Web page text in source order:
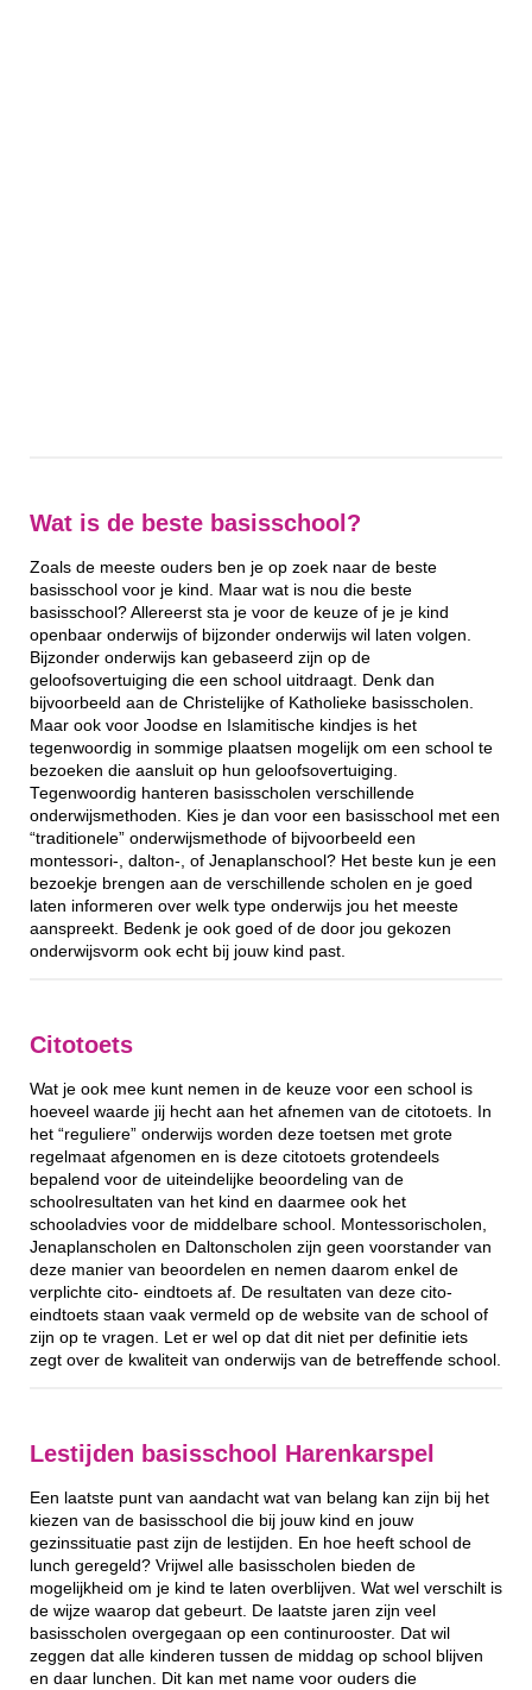
Wat is de beste basisschool?
Zoals de meeste ouders ben je op zoek naar de beste
basisschool voor je kind. Maar wat is nou die beste
basisschool? Allereerst sta je voor de keuze of je je kind
openbaar onderwijs of bijzonder onderwijs wil laten volgen.
Bijzonder onderwijs kan gebaseerd zijn op de
geloofsovertuiging die een school uitdraagt. Denk dan
bijvoorbeeld aan de Christelijke of Katholieke basisscholen.
Maar ook voor Joodse en Islamitische kindjes is het
tegenwoordig in sommige plaatsen mogelijk om een school te
bezoeken die aansluit op hun geloofsovertuiging.
Tegenwoordig hanteren basisscholen verschillende
onderwijsmethoden. Kies je dan voor een basisschool met een
“traditionele” onderwijsmethode of bijvoorbeeld een
montessori-, dalton-, of Jenaplanschool? Het beste kun je een
bezoekje brengen aan de verschillende scholen en je goed
laten informeren over welk type onderwijs jou het meeste
aanspreekt. Bedenk je ook goed of de door jou gekozen
onderwijsvorm ook echt bij jouw kind past.
Citotoets
Wat je ook mee kunt nemen in de keuze voor een school is
hoeveel waarde jij hecht aan het afnemen van de citotoets. In
het “reguliere” onderwijs worden deze toetsen met grote
regelmaat afgenomen en is deze citotoets grotendeels
bepalend voor de uiteindelijke beoordeling van de
schoolresultaten van het kind en daarmee ook het
schooladvies voor de middelbare school. Montessorischolen,
Jenaplanscholen en Daltonscholen zijn geen voorstander van
deze manier van beoordelen en nemen daarom enkel de
verplichte cito- eindtoets af. De resultaten van deze cito-
eindtoets staan vaak vermeld op de website van de school of
zijn op te vragen. Let er wel op dat dit niet per definitie iets
zegt over de kwaliteit van onderwijs van de betreffende school.
Lestijden basisschool Harenkarspel
Een laatste punt van aandacht wat van belang kan zijn bij het
kiezen van de basisschool die bij jouw kind en jouw
gezinssituatie past zijn de lestijden. En hoe heeft school de
lunch geregeld? Vrijwel alle basisscholen bieden de
mogelijkheid om je kind te laten overblijven. Wat wel verschilt is
de wijze waarop dat gebeurt. De laatste jaren zijn veel
basisscholen overgegaan op een continurooster. Dat wil
zeggen dat alle kinderen tussen de middag op school blijven
en daar lunchen. Dit kan met name voor ouders die